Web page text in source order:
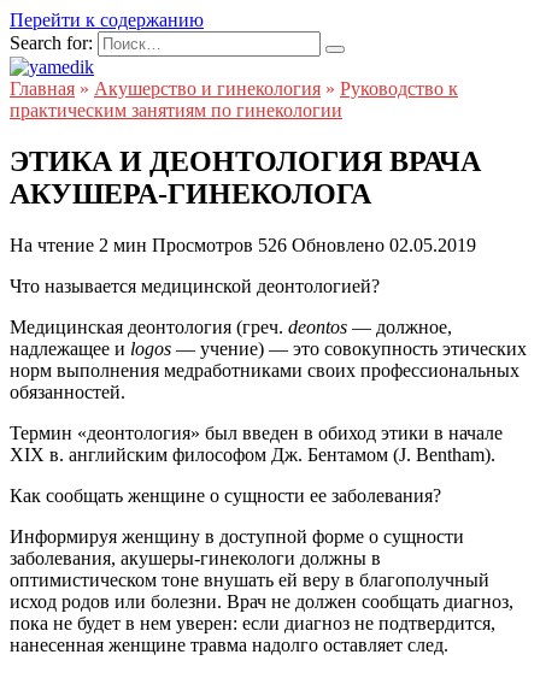
Перейти к содержанию
Search for:
Главная » Акушерство и гинекология » Руководство к
практическим занятиям по гинекологии
ЭТИКА И ДЕОНТОЛОГИЯ ВРАЧА
АКУШЕРА-ГИНЕКОЛОГА
На чтение 2 мин Просмотров 526 Обновлено 02.05.2019
Что называется медицинской деонтологией?
Медицинская деонтология (греч. deontos — должное,
надлежащее и logos — учение) — это совокупность этических
норм выполнения медработниками своих профессиональных
обязанностей.
Термин «деонтология» был введен в обиход этики в начале
XIX в. английским философом Дж. Бентамом (J. Bentham).
Как сообщать женщине о сущности ее заболевания?
Информируя женщину в доступной форме о сущности
заболевания, акушеры-гинекологи должны в
оптимистическом тоне внушать ей веру в благополучный
исход родов или болезни. Врач не должен сообщать диагноз,
пока не будет в нем уверен: если диагноз не подтвердится,
нанесенная женщине травма надолго оставляет след.